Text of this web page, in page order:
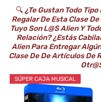
🔍 ¿Te Gustan Todo
Regalar De Esta Clase
Tuyo Son L@s Alien Y
Relación? ¿Estás
Alien Para Entregar
Clase De De Artículos De
SÚPER CAJA MUSICAL